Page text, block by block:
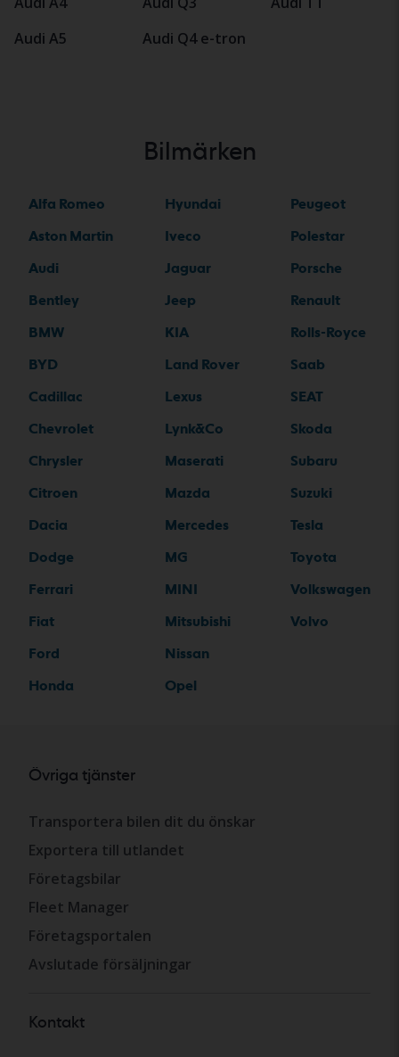
Audi A5
Audi Q4 e-tron
Bilmärken
Alfa Romeo
Aston Martin
Audi
Bentley
BMW
BYD
Cadillac
Chevrolet
Chrysler
Citroen
Dacia
Dodge
Ferrari
Fiat
Ford
Honda
Hyundai
Iveco
Jaguar
Jeep
KIA
Land Rover
Lexus
Lynk&Co
Maserati
Mazda
Mercedes
MG
MINI
Mitsubishi
Nissan
Opel
Peugeot
Polestar
Porsche
Renault
Rolls-Royce
Saab
SEAT
Skoda
Subaru
Suzuki
Tesla
Toyota
Volkswagen
Volvo
Övriga tjänster
Transportera bilen dit du önskar
Exportera till utlandet
Företagsbilar
Fleet Manager
Företagsportalen
Avslutade försäljningar
Kontakt